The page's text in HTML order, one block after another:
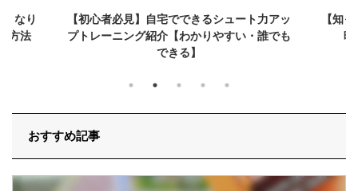
なり
方法
【初心者必見】自宅でできるシュート力アッ
プトレーニング紹介【わかりやすい・誰でも
できる】
【知
映
おすすめ記事